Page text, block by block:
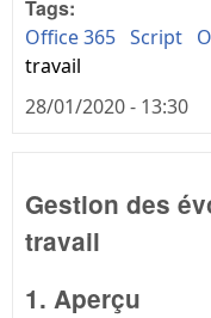
Tags:
Office 365 Script
travail
28/01/2020 - 13:30
Gestion des
travail
1. Aperçu